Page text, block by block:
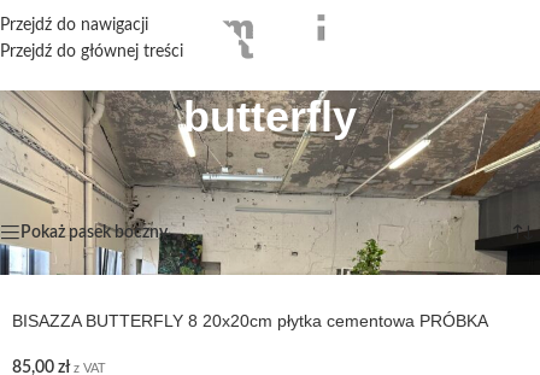
Przejdź do nawigacji
Przejdź do głównej treści
butterfly
Strona główna /Produkty oznaczone “butterfly”
Wyświetlanie jednego wyniku
Pokaż pasek boczny
BISAZZA BUTTERFLY 8 20x20cm płytka cementowa PRÓBKA
85,00 zł z VAT